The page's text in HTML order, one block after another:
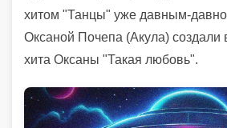
хитом "Танцы" уже давным-
Оксаной Почепа (Акула) создали
хита Оксаны "Такая любовь".